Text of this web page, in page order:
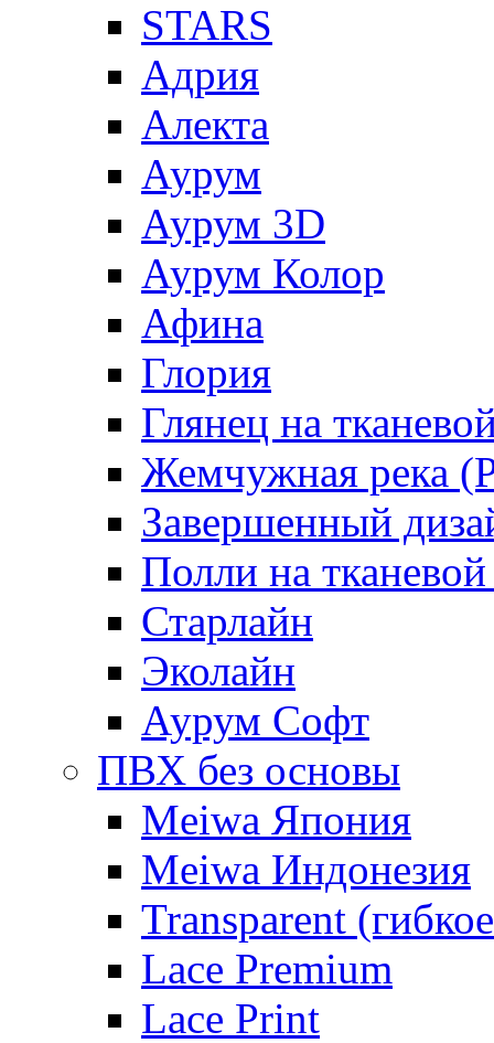
STARS
Адрия
Алекта
Аурум
Аурум 3D
Аурум Колор
Афина
Глория
Глянец на
Жемчужная река
Завершенный
Полли на
Старлайн
Эколайн
Аурум Софт
ПВХ без основы
Meiwa Япония
Meiwa Индонезия
Transparent
Lace Premium
Lace Print